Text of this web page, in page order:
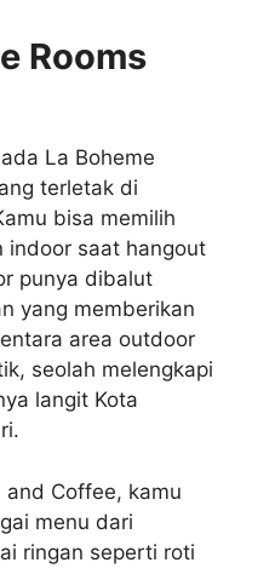
Rooms
La Boheme
terletak di
bisa memilih
indoor saat hangout
punya dibalut
yang memberikan
area outdoor
seolah melengkapi
langit Kota
and Coffee, kamu
menu dari
ringan seperti roti